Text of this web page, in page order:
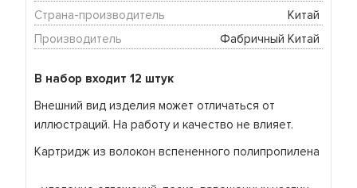
В набор входит 12 штук
Внешний вид изделия может отличаться от
иллюстраций. На работу и качество не влияет.
Картридж из волокон вспененного полипропилена
Страна-производитель
Китай
Производитель
Фабричный Китай